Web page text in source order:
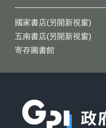
國家書店(另開新視窗)
五南書店(另開新視窗)
寄存圖書館